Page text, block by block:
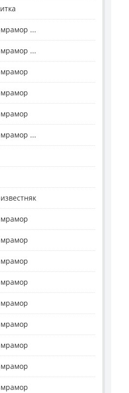
...
...
...